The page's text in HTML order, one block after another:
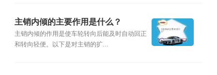
主销内倾的主要作用是什么？
主销内倾的作用是使车轮转向后能及时自动回正
和转向轻便。以下是对主销的扩...